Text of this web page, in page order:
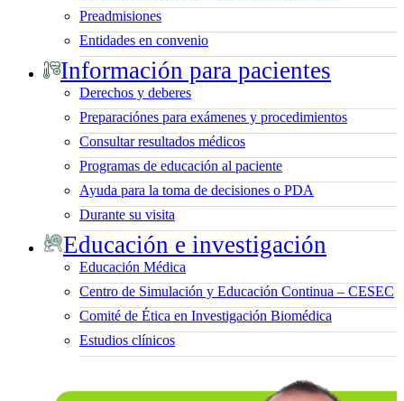
Preadmisiones
Entidades en convenio
Información para pacientes
Derechos y deberes
Preparaciónes para exámenes y procedimientos
Consultar resultados médicos
Programas de educación al paciente
Ayuda para la toma de decisiones o PDA
Durante su visita
Educación e investigación
Educación Médica
Centro de Simulación y Educación Continua – CESEC
Comité de Ética en Investigación Biomédica
Estudios clínicos